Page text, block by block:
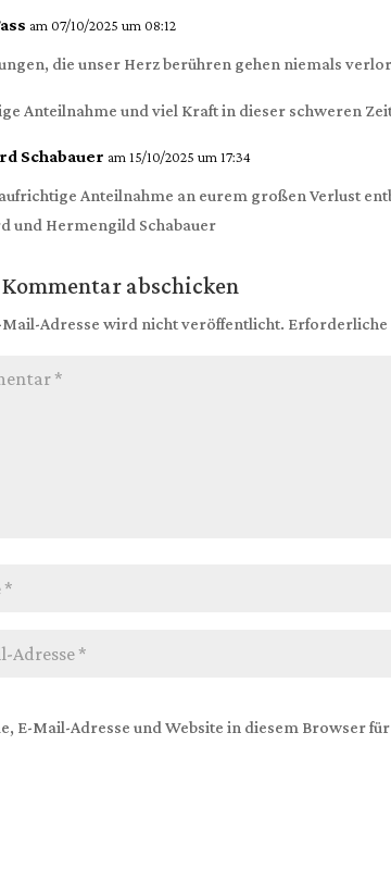
am 07/10/2025 um 08:12
die unser Herz berühren gehen niemals
Anteilnahme und viel Kraft in dieser schweren
Schabauer am 15/10/2025 um 17:34
Anteilnahme an eurem großen Verlust
und Hermengild Schabauer
abschicken
Mail-Adresse wird nicht veröffentlicht. Erforderliche
E-Mail-Adresse und Website in diesem Browser